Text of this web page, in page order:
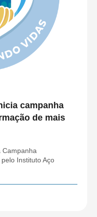
campanha
de mais
Campanha
Instituto Aço